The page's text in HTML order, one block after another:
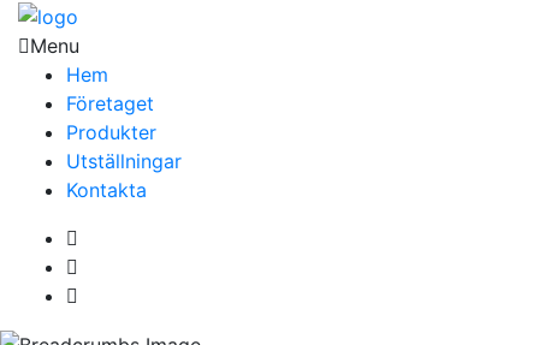
Menu
Hem
Företaget
Produkter
Utställningar
Kontakta